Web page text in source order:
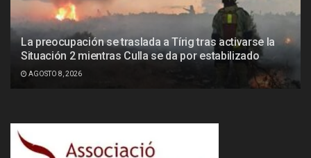
La preocupación se traslada a Tírig tras activarse la
Situación 2 mientras Culla se da por estabilizado
AGOSTO 8, 2026